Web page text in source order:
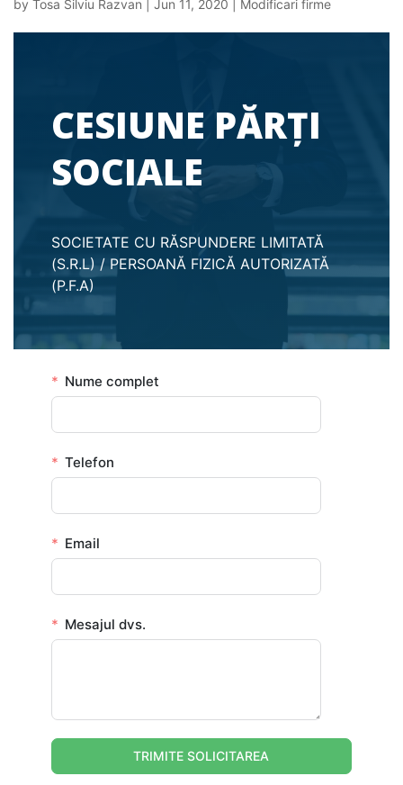
by Tosa Silviu Razvan Jun 11, 2020 Modificari firme
CESIUNE PĂRȚI
SOCIALE
SOCIETATE CU RĂSPUNDERE LIMITATĂ
(S.R.L) / PERSOANĂ FIZICĂ AUTORIZATĂ
(P.F.A)
Nume complet
Telefon
Email
Mesajul dvs.
TRIMITE SOLICITAREA